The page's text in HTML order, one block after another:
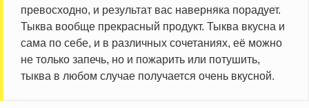
превосходно, и результат вас наверняка порадует.
Тыква вообще прекрасный продукт. Тыква вкусна и
сама по себе, и в различных сочетаниях, её можно
не только запечь, но и пожарить или потушить,
тыква в любом случае получается очень вкусной.